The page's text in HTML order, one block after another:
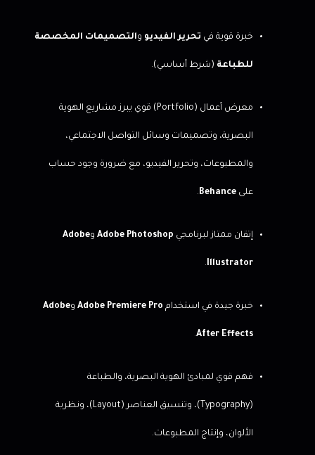
خبرة قوية في تحرير الفيديو والتصميمات المخصصة
للطباعة (شرط أساسي).
معرض أعمال (Portfolio) قوي يبرز مشاريع الهوية
البصرية، وتصميمات وسائل التواصل الاجتماعي،
والمطبوعات، وتحرير الفيديو، مع ضرورة وجود حساب
على Behance
.
إتقان ممتاز لبرنامجي Adobe Photoshop وAdobe
Illustrator
.
خبرة جيدة في استخدام Adobe Premiere Pro وAdobe
After Effects
.
فهم قوي لمبادئ الهوية البصرية، والطباعة
(Typography)، وتنسيق العناصر (Layout)، ونظرية
الألوان، وإنتاج المطبوعات.